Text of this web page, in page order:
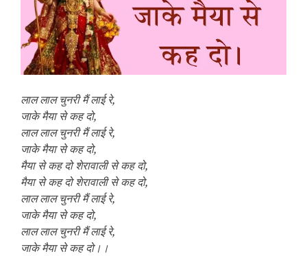
लाल लाल चुनरी मैं लाई रे,
जाके मैया से कह दो,
लाल लाल चुनरी मैं लाई रे,
जाके मैया से कह दो,
मैया से कह दो शेरावाली से कह दो,
मैया से कह दो शेरावाली से कह दो,
लाल लाल चुनरी मैं लाई रे,
जाके मैया से कह दो,
लाल लाल चुनरी मैं लाई रे,
जाके मैया से कह दो।।